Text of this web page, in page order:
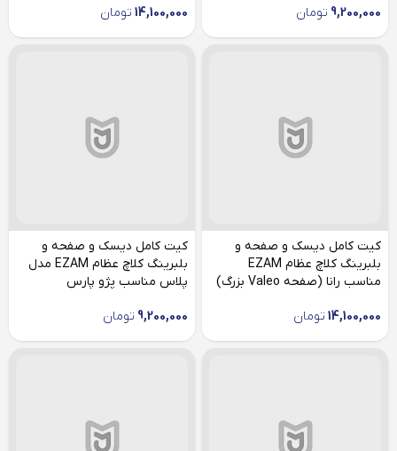
9,200,000 تومان
14,100,000 تومان
کیت کامل دیسک و صفحه و
بلبرینگ کلاچ عظام EZAM
مناسب رانا (صفحه Valeo بزرگ)
14,100,000 تومان
کیت کامل دیسک و صفحه و
بلبرینگ کلاچ عظام EZAM مدل
پلاس مناسب پژو پارس
9,200,000 تومان